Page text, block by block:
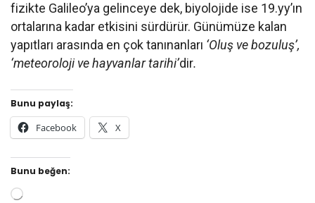
fizikte Galileo’ya gelinceye dek, biyolojide ise 19.yy’ın
ortalarına kadar etkisini sürdürür. Günümüze kalan
yapıtları arasında en çok tanınanları ‘Oluş ve bozuluş’,
‘meteoroloji ve hayvanlar tarihi’dir.
Bunu paylaş:
Facebook X
Bunu beğen: